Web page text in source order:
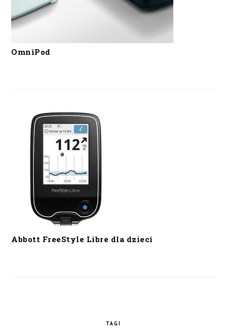
OmniPod
Abbott FreeStyle Libre dla dzieci
TAGI